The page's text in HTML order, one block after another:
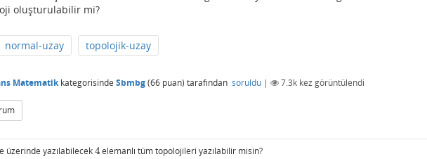
oluşturulabilir mi?
normal-uzay topolojik-uzay
Matematikkategorisinde Sbmbg(66 puan) tarafından soruldu | 7.3k kez görüntülendi
üzerinde yazılabilecek4
4elemanlı tüm topolojileri yazılabilir misin?